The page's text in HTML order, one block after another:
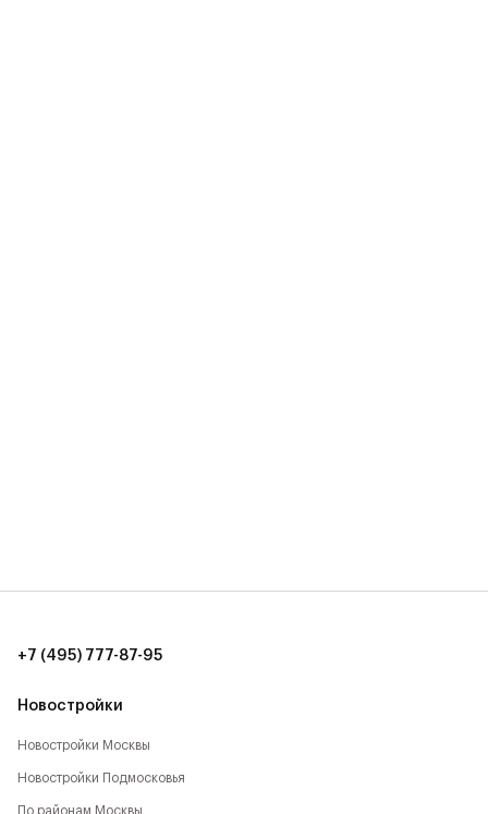
Новостройки
Новостройки Москвы
Новостройки Подмосковья
По районам Москвы
+7 (495) 777-87-95